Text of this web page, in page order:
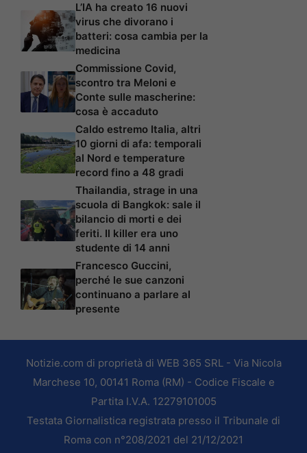
L’IA ha creato 16 nuovi
virus che divorano i
batteri: cosa cambia per la
medicina
Commissione Covid,
scontro tra Meloni e
Conte sulle mascherine:
cosa è accaduto
Caldo estremo Italia, altri
10 giorni di afa: temporali
al Nord e temperature
record fino a 48 gradi
Thailandia, strage in una
scuola di Bangkok: sale il
bilancio di morti e dei
feriti. Il killer era uno
studente di 14 anni
Francesco Guccini,
perché le sue canzoni
continuano a parlare al
presente
Notizie.com di proprietà di WEB 365 SRL - Via Nicola
Marchese 10, 00141 Roma (RM) - Codice Fiscale e
Partita I.V.A. 12279101005
Testata Giornalistica registrata presso il Tribunale di
Roma con n°208/2021 del 21/12/2021